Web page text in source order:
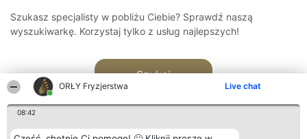
ORŁY Fryzjerstwa Live chat
08:42
Szukasz specjalisty w pobliżu Ciebie? Sprawdź naszą
wyszukiwarkę. Korzystaj tylko z usług najlepszych!
Szukaj